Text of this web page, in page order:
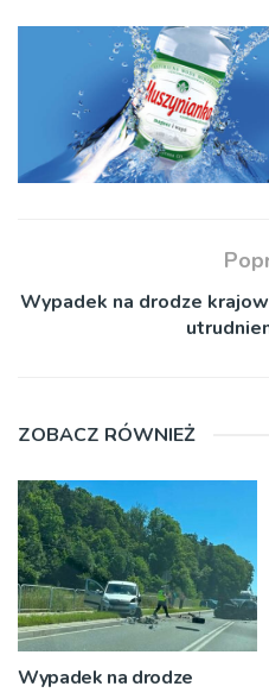
Wypadek na drodze
ZOBACZ RÓWNIEŻ
Wypadek na drodze